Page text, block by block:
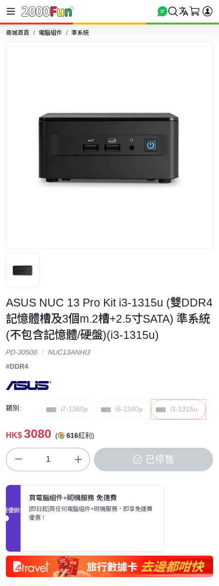
商城首頁 電腦組件 準系統
ASUS NUC 13 Pro Kit i3-1315u (雙DDR4
記憶體槽及3個m.2槽+2.5寸SATA) 準系統
(不包含記憶體/硬盤)(i3-1315u)
PD-30508
NUC13ANHI3
#DDR4
類別: i7-1360p i5-1340p i3-1315u
HK$ 3080 ( 616紅利)
已停售
促銷優惠
買電腦組件+砌機服務 免運費
[即日起]買任何電腦組件+砌機服務，即享免運費
優惠！